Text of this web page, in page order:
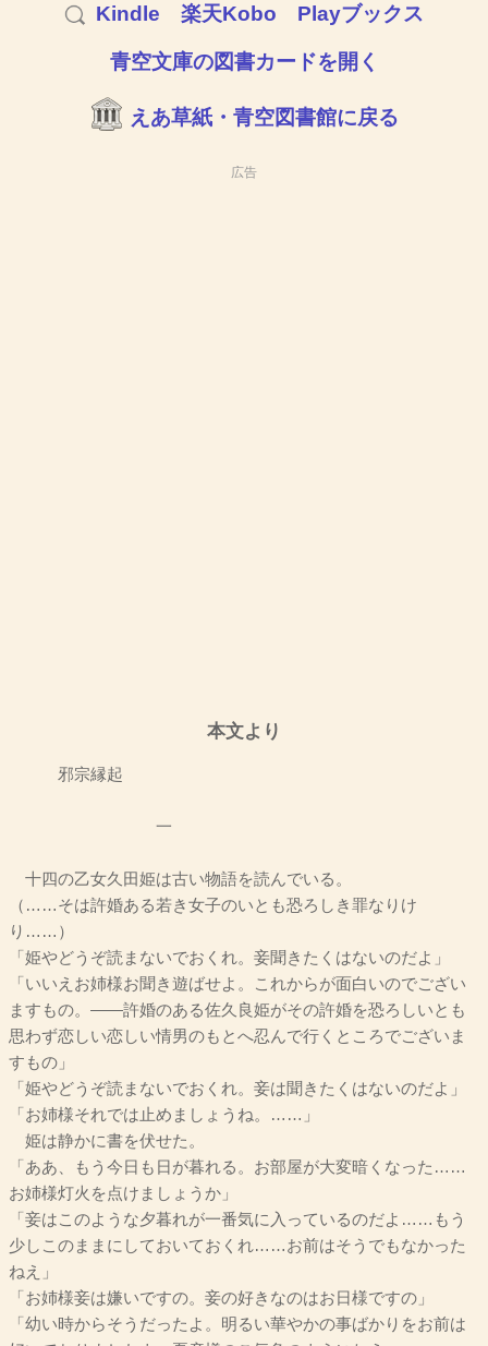
Kindle 楽天Kobo Playブックス
青空文庫の図書カードを開く
えあ草紙・青空図書館に戻る
広告
本文より
邪宗縁起
一
十四の乙女久田姫は古い物語を読んでいる。
（……そは許婚ある若き女子のいとも恐ろしき罪なりけ
り……）
「姫やどうぞ読まないでおくれ。妾聞きたくはないのだよ」
「いいえお姉様お聞き遊ばせよ。これからが面白いのでござい
ますもの。――許婚のある佐久良姫がその許婚を恐ろしいとも
思わず恋しい恋しい情男のもとへ忍んで行くところでございま
すもの」
「姫やどうぞ読まないでおくれ。妾は聞きたくはないのだよ」
「お姉様それでは止めましょうね。……」
姫は静かに書を伏せた。
「ああ、もう今日も日が暮れる。お部屋が大変暗くなった……
お姉様灯火を点けましょうか」
「妾はこのような夕暮れが一番気に入っているのだよ……もう
少しこのままにしておいておくれ……お前はそうでもなかった
ねえ」
「お姉様妾は嫌いですの。妾の好きなのはお日様ですの」
「幼い時からそうだったよ。明るい華やかの事ばかりをお前は